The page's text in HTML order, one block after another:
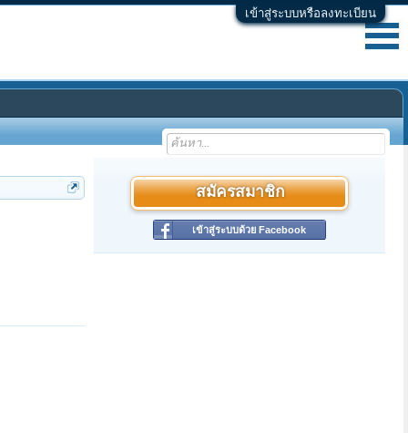
เข้าสู่ระบบหรือลงทะเบียน
สมัครสมาชิก
เข้าสู่ระบบด้วย Facebook